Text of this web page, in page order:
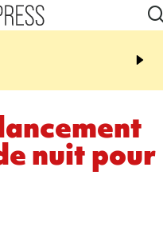
20:17
routière, concours de
nuit pour